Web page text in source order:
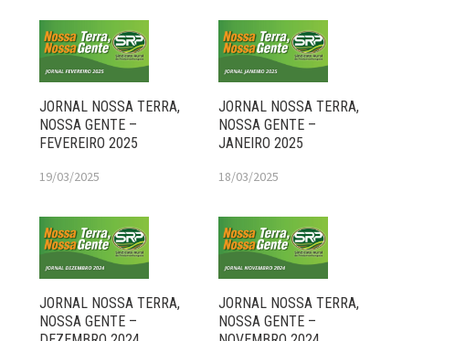
JORNAL NOSSA TERRA,
NOSSA GENTE –
FEVEREIRO 2025
19/03/2025
JORNAL NOSSA TERRA,
NOSSA GENTE –
JANEIRO 2025
18/03/2025
JORNAL NOSSA TERRA,
NOSSA GENTE –
JORNAL NOSSA TERRA,
NOSSA GENTE –